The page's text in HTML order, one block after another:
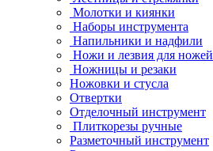
Молотки и киянки
Наборы инструмента
Напильники и надфили
Ножи и лезвия для ножей
Ножницы и резаки
Ножовки и стусла
Отвертки
Отделочный инструмент
Плиткорезы ручные
Разметочный инструмент